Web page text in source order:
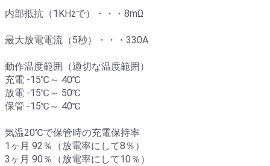
内部抵抗（1KHzで）・・・8mΩ
最大放電電流（5秒）・・・330A
動作温度範囲（適切な温度範囲）
充電 -15℃～ 40℃
放電 -15℃～ 50℃
保管 -15℃～ 40℃
気温20℃で保管時の充電保持率
1ヶ月 92％（放電率にして8％）
3ヶ月 90％（放電率にして10％）